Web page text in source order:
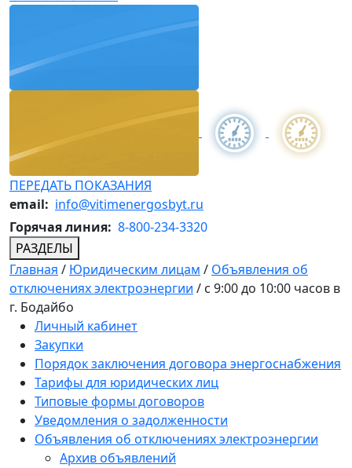
ПЕРЕДАТЬ ПОКАЗАНИЯ
email: info@vitimenergosbyt.ru
Горячая линия: 8-800-234-3320
РАЗДЕЛЫ
Главная / Юридическим лицам / Объявления об
отключениях электроэнергии / с 9:00 до 10:00 часов в
г. Бодайбо
Личный кабинет
Закупки
Порядок заключения договора энергоснабжения
Тарифы для юридических лиц
Типовые формы договоров
Уведомления о задолженности
Объявления об отключениях электроэнергии
Архив объявлений